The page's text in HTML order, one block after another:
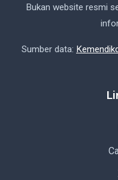
Bukan website resmi
Sumber data: